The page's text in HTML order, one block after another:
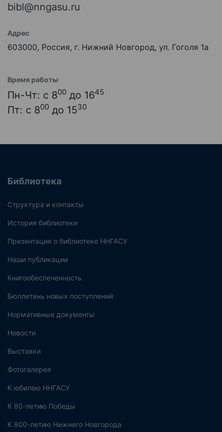
bibl@nngasu.ru
Адрес
603000, Россия, г. Нижний Новгород, ул. Гоголя 1а
Время работы
Пн-Чт: с 800 до 1645
Пт: с 800 до 1530
Библиотека
Структура и контакты
История библиотеки
Презентация о библиотеке ННГАСУ
Наши публикации
Книгообеспеченность
Бюллетень новых поступлений
Нормативные документы
Новости
Выставки
Фотогалерея
К юбилею ННГАСУ
К 80-летию Победы
К 800-летию Нижнего Новгорода